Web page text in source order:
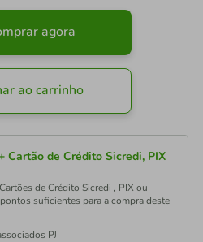
agora
ao carrinho
Cartão de Crédito Sicredi, PIX
de Crédito Sicredi , PIX ou
suficientes para a compra deste
PJ